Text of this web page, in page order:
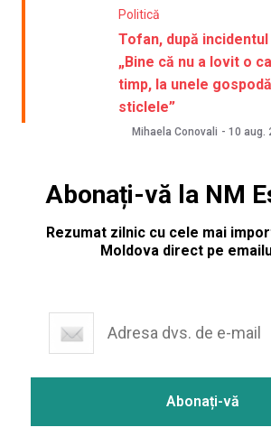
Politică
Tofan, după
„Bine că nu a lovit o
timp, la unele
sticlele”
Mihaela Conovali - 10 aug.
Abonați-vă la NM
Rezumat zilnic cu cele mai
Moldova direct pe